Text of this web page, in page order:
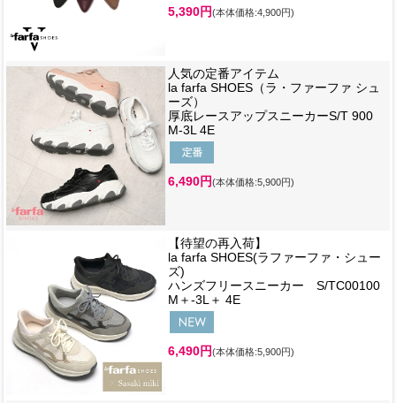
5,390円(本体価格:4,900円)
人気の定番アイテム
la farfa SHOES（ラ・ファーファ シュ
ーズ）
厚底レースアップスニーカーS/T 900
M-3L 4E
6,490円(本体価格:5,900円)
【待望の再入荷】
la farfa SHOES(ラファーファ・シュー
ズ)
ハンズフリースニーカー S/TC00100
M＋-3L＋ 4E
6,490円(本体価格:5,900円)